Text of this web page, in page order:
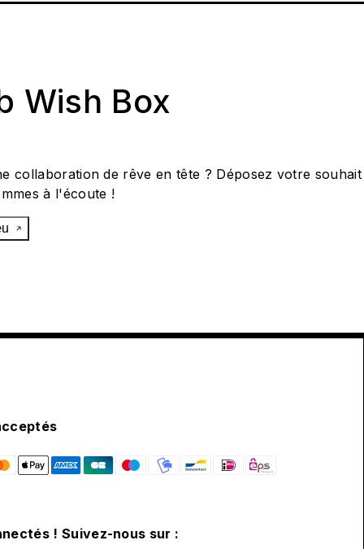
Wish Box
collaboration de rêve en tête ? Déposez votre souhait
à l'écoute !
! Suivez-nous sur :